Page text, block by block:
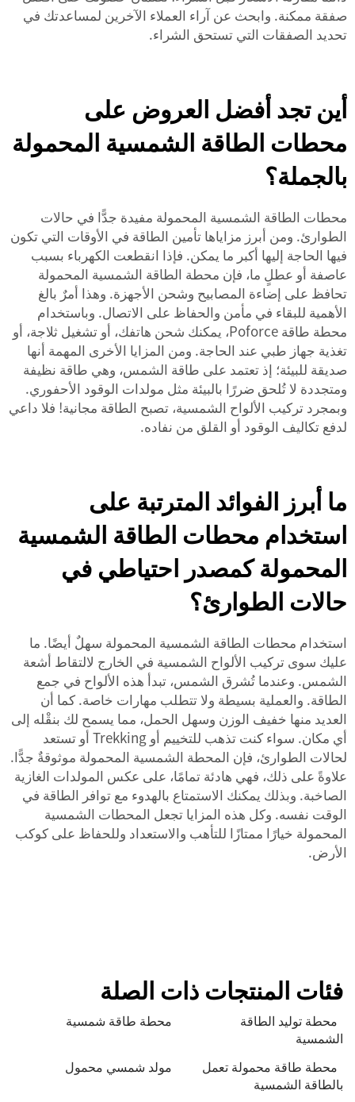
صفقة ممكنة. وابحث عن آراء العملاء الآخرين لمساعدتك في
تحديد الصفقات التي تستحق الشراء.
أين تجد أفضل العروض على
محطات الطاقة الشمسية المحمولة
بالجملة؟
محطات الطاقة الشمسية المحمولة مفيدة جدًّا في حالات
الطوارئ. ومن أبرز مزاياها تأمين الطاقة في الأوقات التي تكون
فيها الحاجة إليها أكبر ما يمكن. فإذا انقطعت الكهرباء بسبب
عاصفة أو عطلٍ ما، فإن محطة الطاقة الشمسية المحمولة
تحافظ على إضاءة المصابيح وشحن الأجهزة. وهذا أمرٌ بالغ
الأهمية للبقاء في مأمن والحفاظ على الاتصال. وباستخدام
محطة طاقة Poforce، يمكنك شحن هاتفك، أو تشغيل ثلاجة، أو
تغذية جهاز طبي عند الحاجة. ومن المزايا الأخرى المهمة أنها
صديقة للبيئة؛ إذ تعتمد على طاقة الشمس، وهي طاقة نظيفة
ومتجددة لا تُلحق ضررًا بالبيئة مثل مولدات الوقود الأحفوري.
وبمجرد تركيب الألواح الشمسية، تصبح الطاقة مجانية! فلا داعي
لدفع تكاليف الوقود أو القلق من نفاده.
ما أبرز الفوائد المترتبة على
استخدام محطات الطاقة الشمسية
المحمولة كمصدر احتياطي في
حالات الطوارئ؟
استخدام محطات الطاقة الشمسية المحمولة سهلٌ أيضًا. ما
عليك سوى تركيب الألواح الشمسية في الخارج لالتقاط أشعة
الشمس. وعندما تُشرق الشمس، تبدأ هذه الألواح في جمع
الطاقة. والعملية بسيطة ولا تتطلب مهارات خاصة. كما أن
العديد منها خفيف الوزن وسهل الحمل، مما يسمح لك بنقْله إلى
أي مكان. سواء كنت تذهب للتخييم أو Trekking أو تستعد
لحالات الطوارئ، فإن المحطة الشمسية المحمولة موثوقةٌ جدًّا.
علاوةً على ذلك، فهي هادئة تمامًا، على عكس المولدات الغازية
الصاخبة. وبذلك يمكنك الاستمتاع بالهدوء مع توافر الطاقة في
الوقت نفسه. وكل هذه المزايا تجعل المحطات الشمسية
المحمولة خيارًا ممتازًا للتأهب والاستعداد وللحفاظ على كوكب
الأرض.
فئات المنتجات ذات الصلة
محطة توليد الطاقة
الشمسية
محطة طاقة شمسية
محطة طاقة محمولة تعمل
بالطاقة الشمسية
مولد شمسي محمول